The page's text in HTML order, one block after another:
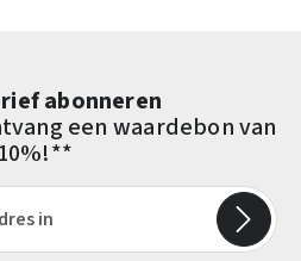
abonneren
een waardebon van
10%!**